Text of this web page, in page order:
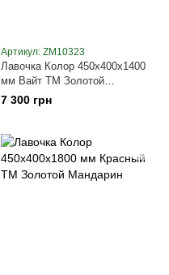
Артикул: ZM10323
Лавочка Колор 450х400х1400
мм Вайт ТМ Золотой
Мандарин
7 300 грн